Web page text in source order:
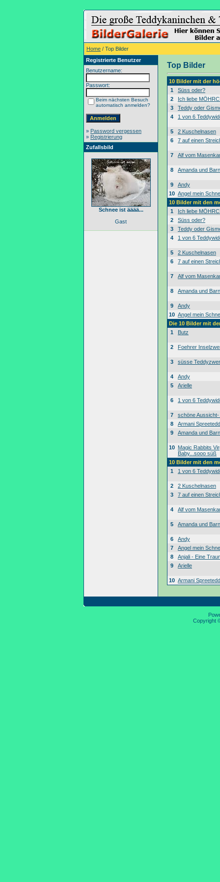
Home / Top Bilder
Registrierte Benutzer
Benutzername:
Passwort:
Beim nächsten Besuch
automatisch anmelden?
» Password vergessen
» Registrierung
Zufallsbild
Schnee ist ääää...
Gast
Top Bilder
10 Bilder mit der
1
Süss oder?
2
Ich liebe
3
Teddy oder
4
1 von 6
5
2 Kuschelnasen
6
7 auf einen
7 Alf vom
8 Amanda und
9
Andy
10 Angel mein
10 Bilder mit den
1
Ich liebe
2
Süss oder?
3
Teddy oder
4
1 von 6
5
2 Kuschelnasen
6
7 auf einen
7 Alf vom
8 Amanda und
9
Andy
10 Angel mein
Die 10 Bilder mit
1
Butz
2 Foehrer
3 süsse
4
Andy
5
Arielle
6 1 von 6
7
schöne
8
Armani
9
Amanda und
10 Magic Rabbits
Baby...sooo süß
10 Bilder mit den
1
1 von 6
2
2 Kuschelnasen
3
7 auf einen
4 Alf vom
5 Amanda und
6
Andy
7
Angel mein
8
Anjali - Eine
9
Arielle
10 Armani
Copyright